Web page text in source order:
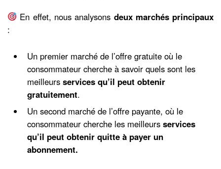
En effet, nous analysons deux marchés principaux
:
Un premier marché de l’offre gratuite où le
consommateur cherche à savoir quels sont les
meilleurs services qu’il peut obtenir
gratuitement.
Un second marché de l’offre payante, où le
consommateur cherche les meilleurs services
qu’il peut obtenir quitte à payer un
abonnement.